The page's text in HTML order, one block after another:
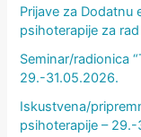
Prijave za Dodatnu
psihoterapije za
Seminar/radionica
29.-31.05.2026.
Iskustvena/
psihoterapije –